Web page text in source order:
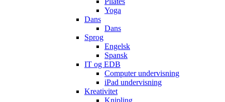
Yoga
Dans
Dans
Sprog
Engelsk
Spansk
IT og EDB
Computer undervisning
iPad undervisning
Kreativitet
Knipling